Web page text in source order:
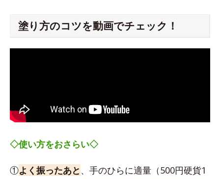
塗り方のコツを動画でチェック！
◇使い方をおさらい◇
①よく振ったあと 、手のひらに適量（500円硬貨1